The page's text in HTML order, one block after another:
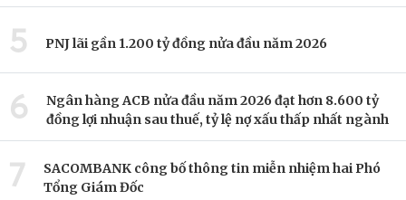
5 PNJ lãi gần 1.200 tỷ đồng nửa đầu năm 2026
6
Ngân hàng ACB nửa đầu năm 2026 đạt hơn 8.600 tỷ
đồng lợi nhuận sau thuế, tỷ lệ nợ xấu thấp nhất ngành
7
SACOMBANK công bố thông tin miễn nhiệm hai Phó
Tổng Giám Đốc